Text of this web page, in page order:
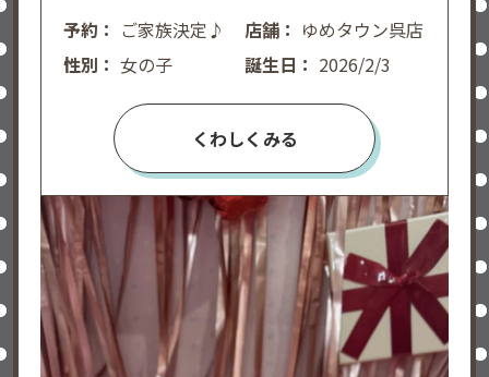
予約： ご家族決定♪ 店舗： ゆめタウン呉店
性別： 女の子 誕生日： 2026/2/3
くわしくみる